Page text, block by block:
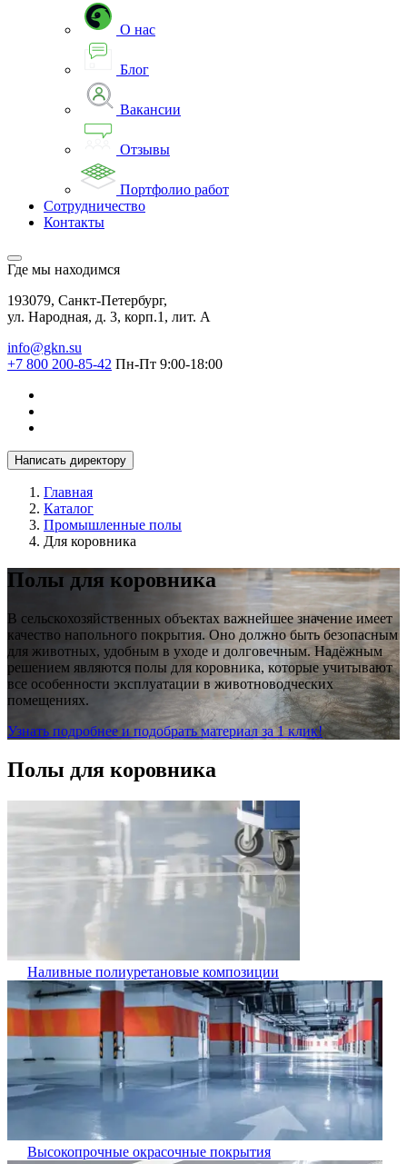
О нас
Блог
Вакансии
Отзывы
Портфолио работ
Сотрудничество
Контакты
Где мы находимся
193079, Санкт-Петербург,
ул. Народная, д. 3, корп.1, лит. А
info@gkn.su
+7 800 200-85-42 Пн-Пт 9:00-18:00
Написать директору
Главная
Каталог
Промышленные полы
Для коровника
Полы для коровника
В сельскохозяйственных объектах важнейшее значение имеет
качество напольного покрытия. Оно должно быть безопасным
для животных, удобным в уходе и долговечным. Надёжным
решением являются полы для коровника, которые учитывают
все особенности эксплуатации в животноводческих
помещениях.
Узнать подробнее и подобрать материал за 1 клик!
Полы для коровника
Наливные полиуретановые композиции
Высокопрочные окрасочные покрытия